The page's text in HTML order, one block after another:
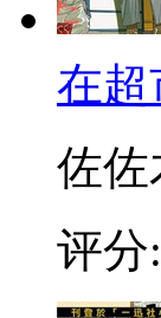
在超
佐佐
评分: